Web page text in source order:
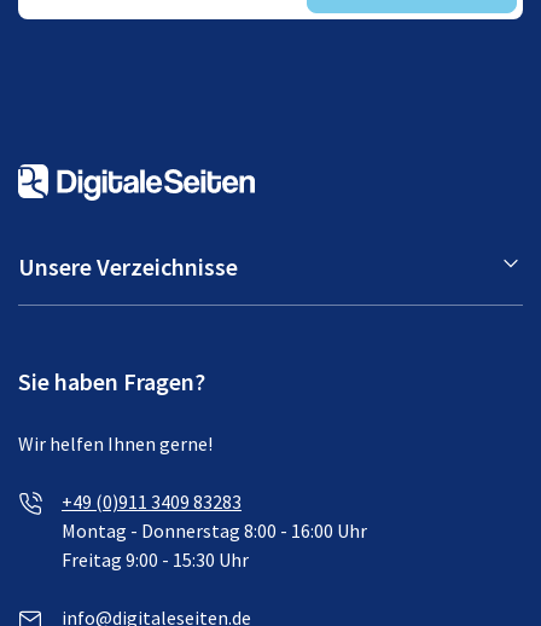
Unsere Verzeichnisse
Sie haben Fragen?
Wir helfen Ihnen gerne!
+49 (0)911 3409 83283
Montag - Donnerstag 8:00 - 16:00 Uhr
Freitag 9:00 - 15:30 Uhr
info@digitaleseiten.de